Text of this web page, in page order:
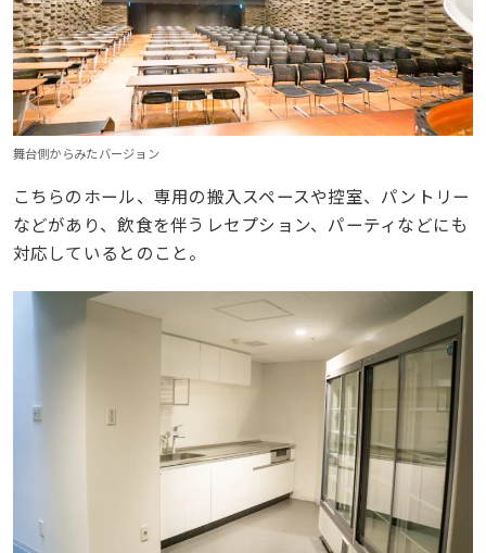
舞台側からみたバージョン
こちらのホール、専用の搬入スペースや控室、パントリー
などがあり、飲食を伴うレセプション、パーティなどにも
対応しているとのこと。